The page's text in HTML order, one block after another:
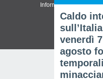
Informativa sulla privacy
© 2026
Caldo
venerdì 7
agosto
temporali